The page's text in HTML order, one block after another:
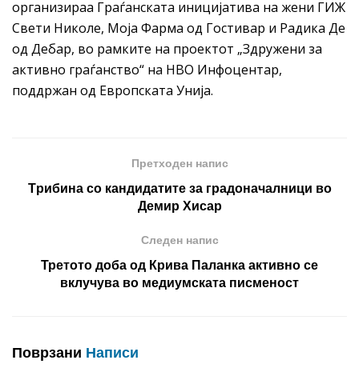
организираа Граѓанската иницијатива на жени ГИЖ
Свети Николе, Моја Фарма од Гостивар и Радика Де
од Дебар, во рамките на проектот „Здружени за
активно граѓанство“ на НВО Инфоцентар,
поддржан од Европската Унија.
Претходен напис
Tрибина со кандидатите за градоначалници во
Демир Хисар
Следен напис
Третото доба од Крива Паланка активно се
вклучува во медиумската писменост
Поврзани Написи